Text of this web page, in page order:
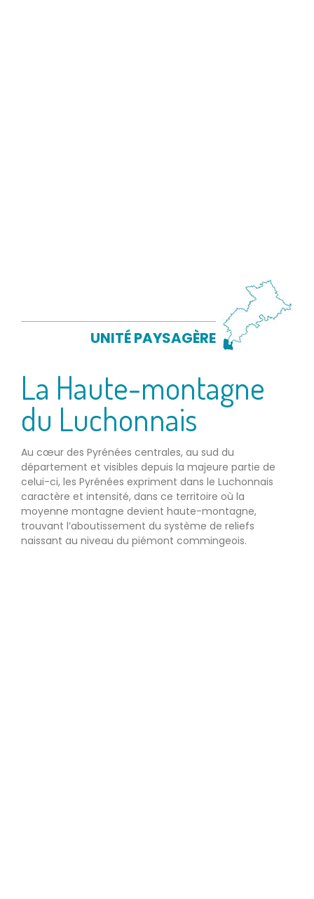
UNITÉ PAYSAGÈRE
La Haute-montagne
du Luchonnais
Au cœur des Pyrénées centrales, au sud du
département et visibles depuis la majeure partie de
celui-ci, les Pyrénées expriment dans le Luchonnais
caractère et intensité, dans ce territoire où la
moyenne montagne devient haute-montagne,
trouvant l’aboutissement du système de reliefs
naissant au niveau du piémont commingeois.